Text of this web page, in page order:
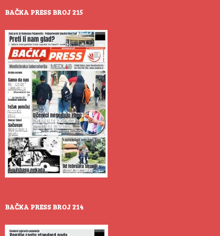
BAČKA PRESS BROJ 215
BAČKA PRESS BROJ 214